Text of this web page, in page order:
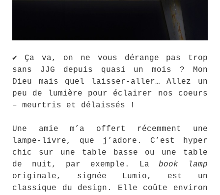
✔ Ça va, on ne vous dérange pas trop
sans JJG depuis quasi un mois ? Mon
Dieu mais quel laisser-aller… Allez un
peu de lumière pour éclairer nos coeurs
– meurtris et délaissés !
Une amie m’a offert récemment une
lampe-livre, que j’adore. C’est hyper
chic sur une table basse ou une table
de nuit, par exemple. Labook lamp
originale, signée Lumio, est un
classique du design. Elle coûte environ